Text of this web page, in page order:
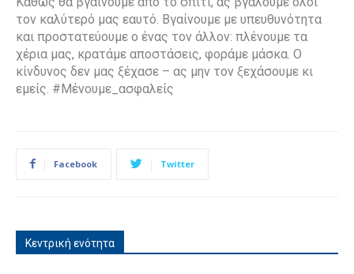
τον καλύτερό μας εαυτό. Βγαίνουμε με υπευθυνότητα
και προστατεύουμε ο ένας τον άλλον: πλένουμε τα
χέρια μας, κρατάμε αποστάσεις, φοράμε μάσκα. Ο
κίνδυνος δεν μας ξέχασε – ας μην τον ξεχάσουμε κι
εμείς. #Μένουμε_ασφαλείς
Facebook Twitter
Κεντρική ενότητα